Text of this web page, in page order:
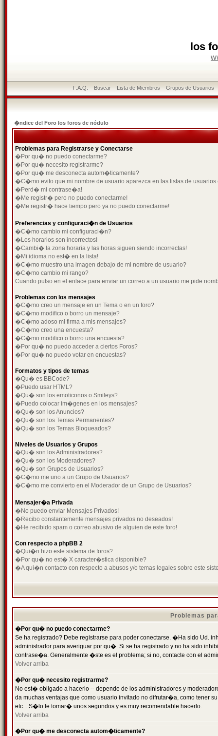
los
F.A.Q. Buscar Lista de Miembros Grupos de Usuarios
�ndice del Foro los foros de nódulo
Problemas para Registrarse y Conectarse
�Por qu� no puedo conectarme?
�Por qu� necesito registrarme?
�Por qu� me desconecta autom�ticamente?
�C�mo evito que mi nombre de usuario aparezca en las listas de usuarios
�Perd� mi contrase�a!
�Me registr� pero no puedo conectarme!
�Me registr� hace tiempo pero ya no puedo conectarme!
Preferencias y configuraci�n de Usuarios
�C�mo cambio mi configuraci�n?
�Los horarios son incorrectos!
�Cambi� la zona horaria y las horas siguen siendo incorrectas!
�Mi idioma no est� en la lista!
�C�mo muestro una imagen debajo de mi nombre de usuario?
�C�mo cambio mi rango?
Cuando pulso en el enlace para enviar un correo a un usuario me pide
Problemas con los mensajes
�C�mo creo un mensaje en un Tema o en un foro?
�C�mo modifico o borro un mensaje?
�C�mo adoso mi firma a mis mensajes?
�C�mo creo una encuesta?
�C�mo modifico o borro una encuesta?
�Por qu� no puedo acceder a ciertos Foros?
�Por qu� no puedo votar en encuestas?
Formatos y tipos de temas
�Qu� es BBCode?
�Puedo usar HTML?
�Qu� son los emoticonos o Smileys?
�Puedo colocar im�genes en los mensajes?
�Qu� son los Anuncios?
�Qu� son los Temas Permanentes?
�Qu� son los Temas Bloqueados?
Niveles de Usuarios y Grupos
�Qu� son los Administradores?
�Qu� son los Moderadores?
�Qu� son Grupos de Usuarios?
�C�mo me uno a un Grupo de Usuarios?
�C�mo me convierto en el Moderador de un Grupo de Usuarios?
Mensajer�a Privada
�No puedo enviar Mensajes Privados!
�Recibo constantemente mensajes privados no deseados!
�He recibido spam o correo abusivo de alguien de este foro!
Con respecto a phpBB 2
�Qui�n hizo este sistema de foros?
�Por qu� no est� X caracter�stica disponible?
�A qui�n contacto con respecto a abusos y/o temas legales sobre este
Problemas
�Por qu� no puedo conectarme?
Se ha registrado? Debe registrarse para poder conectarse. �Ha sido Ud.
administrador para averiguar por qu�. Si se ha registrado y no ha sido
contrase�a. Generalmente �ste es el problema; si no, contacte con el
Volver arriba
�Por qu� necesito registrarme?
No est� obligado a hacerlo -- depende de los administradores y
da muchas ventajas que como usuario invitado no difrutar�a, como tener
etc... S�lo le tomar� unos segundos y es muy recomendable hacerlo.
Volver arriba
�Por qu� me desconecta autom�ticamente?